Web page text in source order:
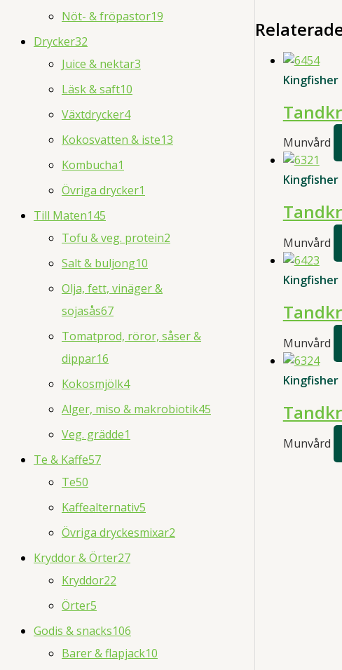
Nöt- & fröpastor19
Drycker32
Juice & nektar3
Läsk & saft10
Växtdrycker4
Kokosvatten & iste13
Kombucha1
Övriga drycker1
Till Maten145
Tofu & veg. protein2
Salt & buljong10
Olja, fett, vinäger &
sojasås67
Tomatprod, röror, såser &
dippar16
Kokosmjölk4
Alger, miso & makrobiotik45
Veg. grädde1
Te & Kaffe57
Te50
Kaffealternativ5
Övriga dryckesmixar2
Kryddor & Örter27
Kryddor22
Örter5
Godis & snacks106
Barer & flapjack10
Kingfisher
Munvård
Kingfisher
Munvård
Kingfisher
Munvård
Kingfisher
Munvård